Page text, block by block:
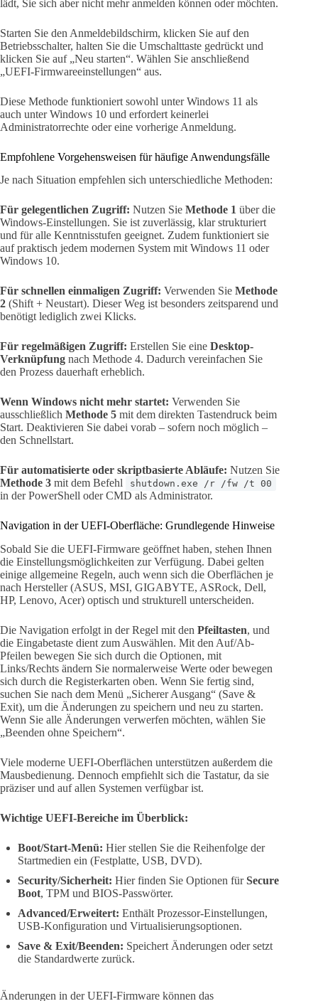
lädt, Sie sich aber nicht mehr anmelden können oder möchten.
Starten Sie den Anmeldebildschirm, klicken Sie auf den
Betriebsschalter, halten Sie die Umschalttaste gedrückt und
klicken Sie auf „Neu starten“. Wählen Sie anschließend
„UEFI-Firmwareeinstellungen“ aus.
Diese Methode funktioniert sowohl unter Windows 11 als
auch unter Windows 10 und erfordert keinerlei
Administratorrechte oder eine vorherige Anmeldung.
Empfohlene Vorgehensweisen für häufige Anwendungsfälle
Je nach Situation empfehlen sich unterschiedliche Methoden:
Für gelegentlichen Zugriff: Nutzen Sie Methode 1 über die
Windows-Einstellungen. Sie ist zuverlässig, klar strukturiert
und für alle Kenntnisstufen geeignet. Zudem funktioniert sie
auf praktisch jedem modernen System mit Windows 11 oder
Windows 10.
Für schnellen einmaligen Zugriff: Verwenden Sie Methode
2 (Shift + Neustart). Dieser Weg ist besonders zeitsparend und
benötigt lediglich zwei Klicks.
Für regelmäßigen Zugriff: Erstellen Sie eine Desktop-
Verknüpfung nach Methode 4. Dadurch vereinfachen Sie
den Prozess dauerhaft erheblich.
Wenn Windows nicht mehr startet: Verwenden Sie
ausschließlich Methode 5 mit dem direkten Tastendruck beim
Start. Deaktivieren Sie dabei vorab – sofern noch möglich –
den Schnellstart.
Für automatisierte oder skriptbasierte Abläufe: Nutzen Sie
Methode 3 mit dem Befehl shutdown.exe /r /fw /t 00
in der PowerShell oder CMD als Administrator.
Navigation in der UEFI-Oberfläche: Grundlegende Hinweise
Sobald Sie die UEFI-Firmware geöffnet haben, stehen Ihnen
die Einstellungsmöglichkeiten zur Verfügung. Dabei gelten
einige allgemeine Regeln, auch wenn sich die Oberflächen je
nach Hersteller (ASUS, MSI, GIGABYTE, ASRock, Dell,
HP, Lenovo, Acer) optisch und strukturell unterscheiden.
Die Navigation erfolgt in der Regel mit den Pfeiltasten, und
die Eingabetaste dient zum Auswählen. Mit den Auf/Ab-
Pfeilen bewegen Sie sich durch die Optionen, mit
Links/Rechts ändern Sie normalerweise Werte oder bewegen
sich durch die Registerkarten oben. Wenn Sie fertig sind,
suchen Sie nach dem Menü „Sicherer Ausgang“ (Save &
Exit), um die Änderungen zu speichern und neu zu starten.
Wenn Sie alle Änderungen verwerfen möchten, wählen Sie
„Beenden ohne Speichern“.
Viele moderne UEFI-Oberflächen unterstützen außerdem die
Mausbedienung. Dennoch empfiehlt sich die Tastatur, da sie
präziser und auf allen Systemen verfügbar ist.
Wichtige UEFI-Bereiche im Überblick:
Boot/Start-Menü: Hier stellen Sie die Reihenfolge der
Startmedien ein (Festplatte, USB, DVD).
Security/Sicherheit: Hier finden Sie Optionen fürSecure
Boot, TPM und BIOS-Passwörter.
Advanced/Erweitert: Enthält Prozessor-Einstellungen,
USB-Konfiguration und Virtualisierungsoptionen.
Save & Exit/Beenden: Speichert Änderungen oder setzt
die Standardwerte zurück.
Änderungen in der UEFI-Firmware können das